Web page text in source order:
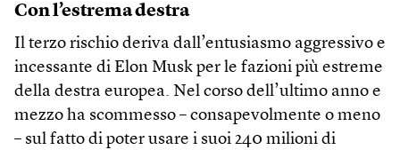
Con l’estrema destra
Il terzo rischio deriva dall’entusiasmo aggressivo e
incessante di Elon Musk per le fazioni più estreme
della destra europea. Nel corso dell’ultimo anno e
mezzo ha scommesso – consapevolmente o meno
– sul fatto di poter usare i suoi 240 milioni di